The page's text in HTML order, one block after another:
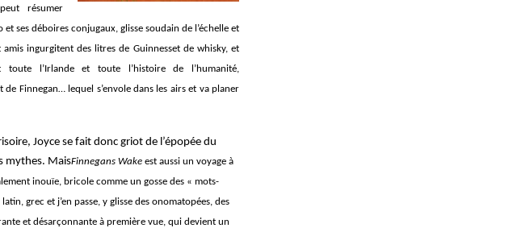
résumer
ses déboires conjugaux, glisse soudain de l’échelle et
ingurgitent des litres de Guinnesset de whisky, et
l’Irlande et toute l’histoire de l’humanité,
Finnegan… lequel s’envole dans les airs et va planer
Joyce se fait donc griot de l’épopée du
mythes. MaisFinnegans Wake est aussi un voyage à
inouïe, bricole comme un gosse des « mots-
grec et j’en passe, y glisse des onomatopées, des
et désarçonnante à première vue, qui devient un